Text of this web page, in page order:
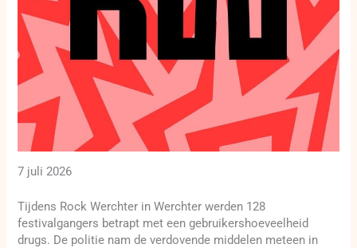
7 juli 2026
Tijdens Rock Werchter in Werchter werden 128
festivalgangers betrapt met een gebruikershoeveelheid
drugs. De politie nam de verdovende middelen meteen in